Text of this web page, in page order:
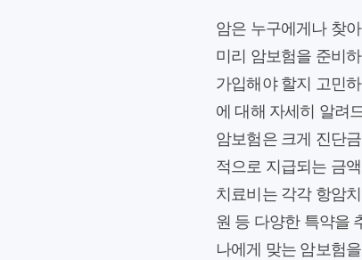
암은 누구에게나 찾
미리 암보험을 준비
가입해야 할지 고민
에 대해 자세히 알려
암보험은 크게 진단
적으로 지급되는 금
치료비는 각각 항암
원 등 다양한 특약을
나에게 맞는 암보험